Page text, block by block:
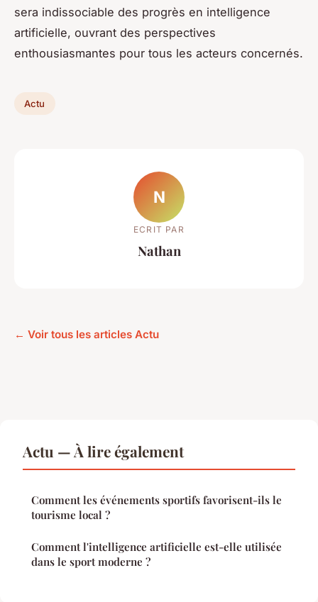
sera indissociable des progrès en intelligence
artificielle, ouvrant des perspectives
enthousiasmantes pour tous les acteurs concernés.
Actu
N
ECRIT PAR
Nathan
← Voir tous les articles Actu
Actu — À lire également
Comment les événements sportifs favorisent-ils le
tourisme local ?
Comment l'intelligence artificielle est-elle utilisée
dans le sport moderne ?